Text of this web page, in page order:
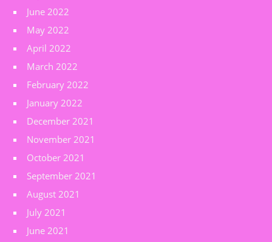
June 2022
May 2022
April 2022
March 2022
February 2022
January 2022
December 2021
November 2021
October 2021
September 2021
August 2021
July 2021
June 2021